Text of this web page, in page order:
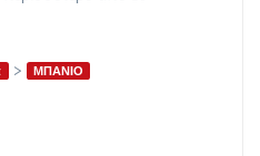
> ΜΠΑΝΙΟ